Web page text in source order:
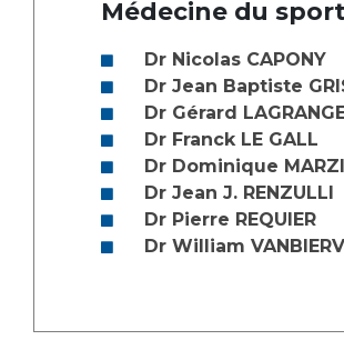
Lieu de santé sans tabac
Médecine du
Dr Nicolas CAPONY
Dr Jean Baptiste
Dr Gérard
Dr Franck LE GALL
Dr Dominique
Dr Jean J. RENZULLI
Dr Pierre REQUIER
Dr William